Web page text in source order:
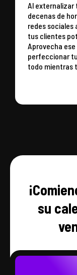
Al externalizar
decenas de
redes sociales
tus clientes
Aprovecha
perfeccionar
todo mientras
su